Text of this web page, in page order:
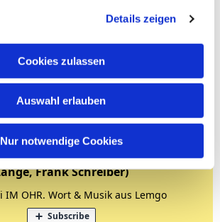
Details zeigen
Cookies zulassen
Auswahl erlauben
Nur notwendige Cookies